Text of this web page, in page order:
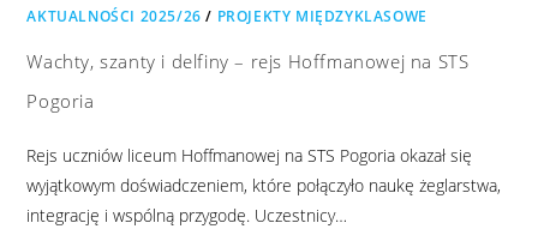
AKTUALNOŚCI 2025/26 / PROJEKTY MIĘDZYKLASOWE
Wachty, szanty i delfiny – rejs Hoffmanowej na STS
Pogoria
Rejs uczniów liceum Hoffmanowej na STS Pogoria okazał się
wyjątkowym doświadczeniem, które połączyło naukę żeglarstwa,
integrację i wspólną przygodę. Uczestnicy…